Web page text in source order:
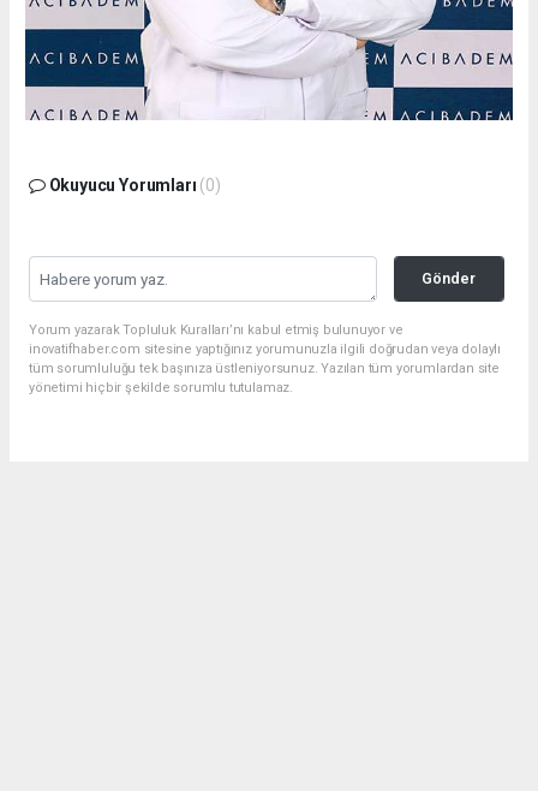
Okuyucu Yorumları (0)
Gönder
Yorum yazarak Topluluk Kuralları’nı kabul etmiş bulunuyor ve
inovatifhaber.com sitesine yaptığınız yorumunuzla ilgili doğrudan veya dolaylı
tüm sorumluluğu tek başınıza üstleniyorsunuz. Yazılan tüm yorumlardan site
yönetimi hiçbir şekilde sorumlu tutulamaz.